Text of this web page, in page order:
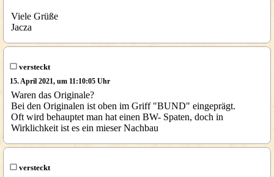
Viele Grüße
Jacza
versteckt
15. April 2021, um 11:10:05 Uhr
Waren das Originale?
Bei den Originalen ist oben im Griff "BUND" eingeprägt.
Oft wird behauptet man hat einen BW- Spaten, doch in
Wirklichkeit ist es ein mieser Nachbau
versteckt